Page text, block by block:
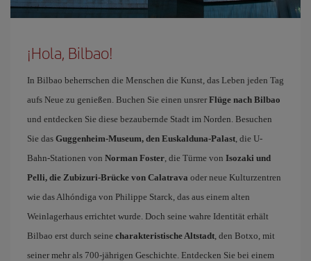
¡Hola, Bilbao!
In Bilbao beherrschen die Menschen die Kunst, das Leben jeden Tag
aufs Neue zu genießen. Buchen Sie einen unsrer Flüge nach Bilbao
und entdecken Sie diese bezaubernde Stadt im Norden. Besuchen
Sie das Guggenheim-Museum, den Euskalduna-Palast, die U-
Bahn-Stationen von Norman Foster, die Türme von Isozaki und
Pelli, die Zubizuri-Brücke von Calatrava oder neue Kulturzentren
wie das Alhóndiga von Philippe Starck, das aus einem alten
Weinlagerhaus errichtet wurde. Doch seine wahre Identität erhält
Bilbao erst durch seine charakteristische Altstadt, den Botxo, mit
seiner mehr als 700-jährigen Geschichte. Entdecken Sie bei einem